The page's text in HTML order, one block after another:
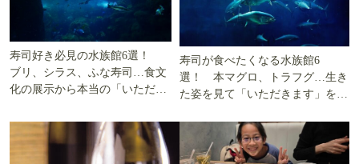
寿司好き必見の水族館6選！
ブリ、シラス、ふな寿司…食文
化の展示から本当の「いただき
寿司が食べたくなる水族館6
選！ 本マグロ、トラフグ…生き
た姿を見て「いただきます」を考